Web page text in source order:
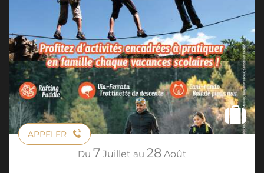
APPELER
Du 7 Juillet au 28 Août